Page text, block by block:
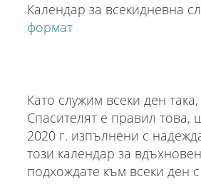
Календар за всекидневна
формат
Като служим всеки ден така,
Спасителят е правил
2020 г. изпълнени с
този календар за
подхождате към всеки ден